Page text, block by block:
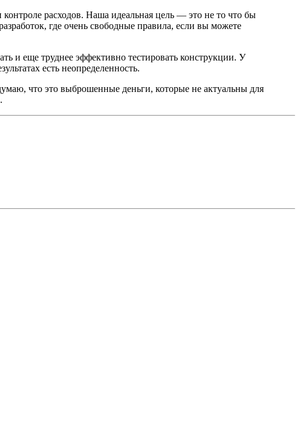
расходов. Наша идеальная цель — это не то что бы
где очень свободные правила, если вы можете
и еще труднее эффективно тестировать конструкции. У
есть неопределенность.
что это выброшенные деньги, которые не актуальны для